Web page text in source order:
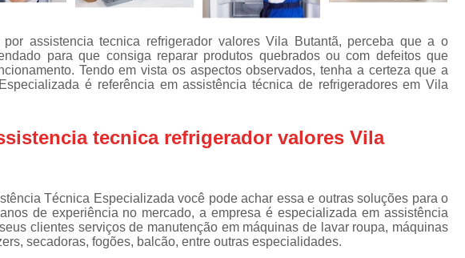
adega
Consertos de
geladeiras
expositoras
fogões
Instalações de
lava e seca
Assistencia Tecnica para Ar Condicionado
Assistencia Tecnica Geladeira
Assistencia Tecnica Resfriar Geladeira
Geladeira Electrolux Assistencia
Assistencia Tecnica Refrigerador
Assistencia Tecnica
Assistencia Tecnica Refrigerador Electrolux
assistencia tecnica refrigerador valores Vila Butantã, perceba que a o
para que consiga reparar produtos quebrados ou com defeitos que
Tendo em vista os aspectos observados, tenha a certeza que a
é referência em assistência técnica de refrigeradores em Vila
tecnica refrigerador valores Vila
Técnica Especializada você pode achar essa e outras soluções para o
de experiência no mercado, a empresa é especializada em assistência
clientes serviços de manutenção em máquinas de lavar roupa, máquinas
secadoras, fogões, balcão, entre outras especialidades.